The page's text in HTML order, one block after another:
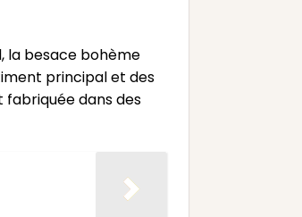
la besace bohème
principal et des
dans des